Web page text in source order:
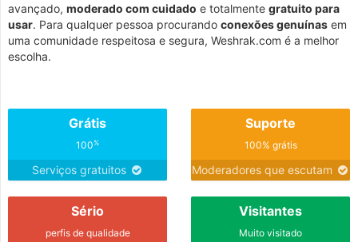
avançado, moderado com cuidado e totalmente gratuito para
usar. Para qualquer pessoa procurando conexões genuínas em
uma comunidade respeitosa e segura, Weshrak.com é a melhor
escolha.
Grátis
100%
Serviços gratuitos
Suporte
100% grátis
Moderadores que escutam
Sério
perfis de qualidade
Visitantes
Muito visitado